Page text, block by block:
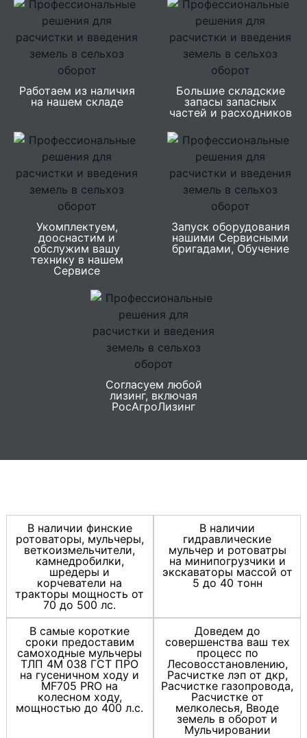
Работаем из наличия
на нашем складе
Большие складские
запасы запасных
частей и расходников
Укомплектуем,
дооснастим и
обслужим вашу
технику в нашем
Сервисе
Запуск оборудования
нашими Сервисными
бригадами, Обучение
Согласуем любой
лизинг, включая
РосАгроЛизинг
В наличии финские
ротоваторы, мульчеры,
веткоизмельчители,
камнедробилки,
шредеры и
корчеватели на
тракторы мощность от
70 до 500 лс.
В наличии
гидравлические
мульчер и ротоватры
на минипогрузчики и
экскаваторы массой от
5 до 40 тонн
В самые короткие
сроки предоставим
самоходные мульчеры
ТЛП 4М 038 ГСТ ПРО
на гусеничном ходу и
MF705 PRO на
колесном ходу,
мощностью до 400 л.с.
Доведем до
совершенства ваш тех
процесс по
Лесовосстановлению,
Расчистке лэп от дкр,
Расчистке газопровода,
Расчистке от
мелколесья, Вводе
земель в оборот и
Мульчировании